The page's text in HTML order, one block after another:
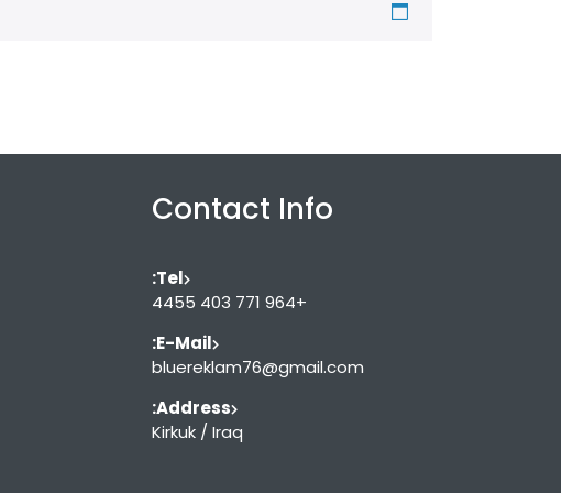
Contact Info
Tel:
+964 771 403 4455
E-Mail:
bluereklam76@gmail.com
Address:
Kirkuk / Iraq